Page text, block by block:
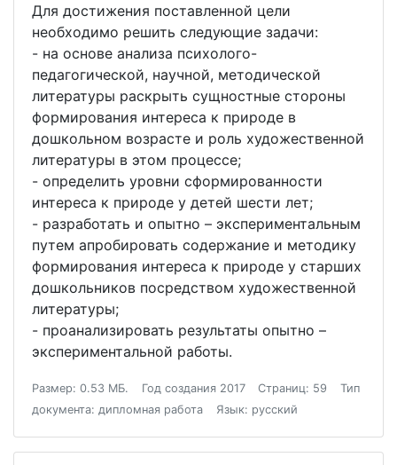
Для достижения поставленной цели
необходимо решить следующие задачи:
- на основе анализа психолого-
педагогической, научной, методической
литературы раскрыть сущностные стороны
формирования интереса к природе в
дошкольном возрасте и роль художественной
литературы в этом процессе;
- определить уровни сформированности
интереса к природе у детей шести лет;
- разработать и опытно – экспериментальным
путем апробировать содержание и методику
формирования интереса к природе у старших
дошкольников посредством художественной
литературы;
- проанализировать результаты опытно –
экспериментальной работы.
Размер: 0.53 МБ. Год создания 2017 Страниц: 59
Тип
документа: дипломная работа
Язык: русский